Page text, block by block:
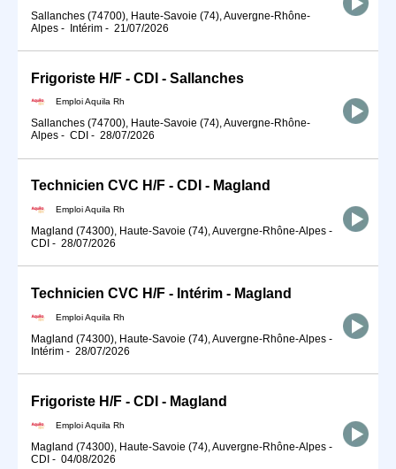
Sallanches (74700), Haute-Savoie (74), Auvergne-Rhône-
Alpes - Intérim - 21/07/2026
Frigoriste H/F - CDI - Sallanches
Emploi Aquila Rh
Sallanches (74700), Haute-Savoie (74), Auvergne-Rhône-
Alpes - CDI - 28/07/2026
Technicien CVC H/F - CDI - Magland
Emploi Aquila Rh
Magland (74300), Haute-Savoie (74), Auvergne-Rhône-Alpes -
CDI - 28/07/2026
Technicien CVC H/F - Intérim - Magland
Emploi Aquila Rh
Magland (74300), Haute-Savoie (74), Auvergne-Rhône-Alpes -
Intérim - 28/07/2026
Frigoriste H/F - CDI - Magland
Emploi Aquila Rh
Magland (74300), Haute-Savoie (74), Auvergne-Rhône-Alpes -
CDI - 04/08/2026